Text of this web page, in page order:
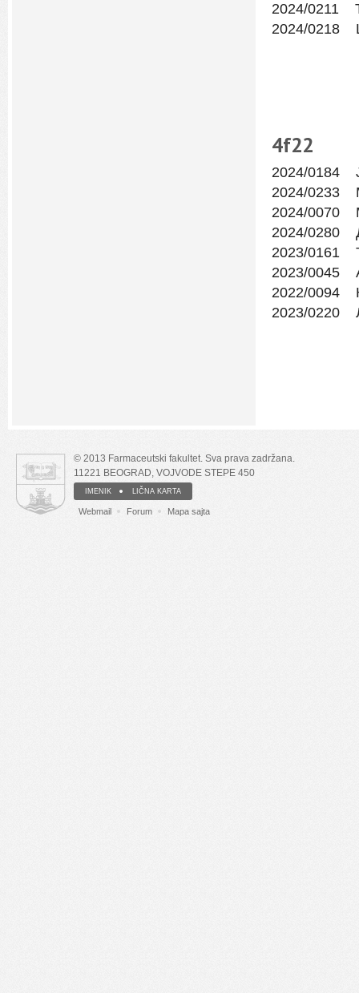
2024/0211
2024/0218
4f22
2024/0184
2024/0233
2024/0070
2024/0280
2023/0161
2023/0045
2022/0094
2023/0220
© 2013 Farmaceutski fakultet. Sva prava zadržana.
11221 BEOGRAD, VOJVODE STEPE 450
IMENIK LIČNA KARTA
Webmail Forum Mapa sajta